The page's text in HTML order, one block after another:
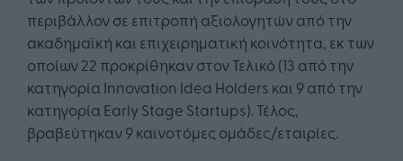
περιβάλλον σε επιτροπή αξιολογητών από την
ακαδημαϊκή και επιχειρηματική κοινότητα, εκ των
οποίων 22 προκρίθηκαν στον Τελικό (13 από την
κατηγορία Innovation Idea Holders και 9 από την
κατηγορία Early Stage Startups). Τέλος,
βραβεύτηκαν 9 καινοτόμες ομάδες/εταιρίες.